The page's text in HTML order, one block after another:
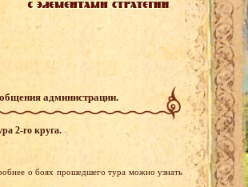
администрации.
2-го круга.
о боях прошедшего тура можно узнать